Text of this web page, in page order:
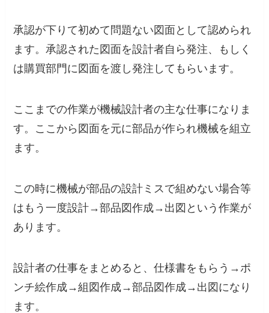
承認が下りて初めて問題ない図面として認められ
ます。承認された図面を設計者自ら発注、もしく
は購買部門に図面を渡し発注してもらいます。
ここまでの作業が機械設計者の主な仕事になりま
す。ここから図面を元に部品が作られ機械を組立
ます。
この時に機械が部品の設計ミスで組めない場合等
はもう一度設計→部品図作成→出図という作業が
あります。
設計者の仕事をまとめると、仕様書をもらう→ポ
ンチ絵作成→組図作成→部品図作成→出図になり
ます。